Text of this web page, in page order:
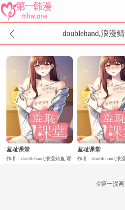
doublehand,浪漫
羞耻课堂
作者：doublehand,浪漫鲭鱼,耶
羞耻课堂
作者：doublehand,浪
©第一漫画